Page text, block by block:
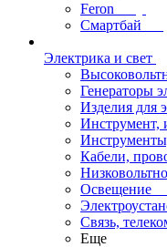
Feron
Смартбай
Электрика и свет
Генераторы
Изделия для
Инструмент,
Кабели,
Освещение
Связь,
Еще